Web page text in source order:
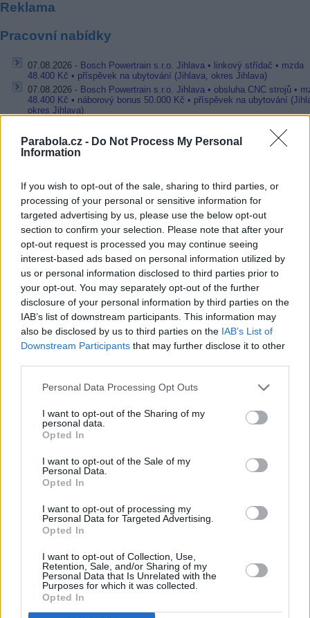
Parabola.cz - Do Not Process My Personal
Information
If you wish to opt-out of the sale, sharing to third parties, or
processing of your personal or sensitive information for
targeted advertising by us, please use the below opt-out
section to confirm your selection. Please note that after your
opt-out request is processed you may continue seeing
interest-based ads based on personal information utilized by
us or personal information disclosed to third parties prior to
your opt-out. You may separately opt-out of the further
disclosure of your personal information by third parties on the
IAB’s list of downstream participants. This information may
also be disclosed by us to third parties on the IAB’s List of
Downstream Participants that may further disclose it to other
Personal Data Processing Opt Outs
I want to opt-out of the Sharing of my
personal data.
Opted In
I want to opt-out of the Sale of my
Personal Data.
Opted In
I want to opt-out of processing my
Personal Data for Targeted Advertising.
Opted In
I want to opt-out of Collection, Use,
Retention, Sale, and/or Sharing of my
Personal Data that Is Unrelated with the
Purposes for which it was collected.
Opted In
Reklama
Pracovní nabídky
07.08.2026 - Bosch Powertrain s.r.o. Jihlava • linkový střídač • mzda
48.400 Kč • příspěvek na ubytování (Jihlava, okres Jihlava)
07.08.2026 - Bosch Powertrain s.r.o. Jihlava • obsluha CNC strojů •
48.400 Kč • náborový bonus 50.000 Kč • příspěvek na ubytování
okres Jihlava)
06.08.2026 -Bosch Powertrain s.r.o. Jihlava • CNC operátor• mzda
Kč • náborový bonus 50.000 Kč • příspěvek na ubytování (Jihlava,
06.08.2026 - Bosch Powertrain s.r.o. • montážní dělník • mzda 44.700
týdenní zálohy na mzdu 2.000 Kč (Jihlava, okres Jihlava)
... další nabídky zaměstnání
Vybrané články
vysílacím týdnu
naladění na Skylinku
O webu parabola.cz O souborech cookies
Dovolená u moře•Bazény